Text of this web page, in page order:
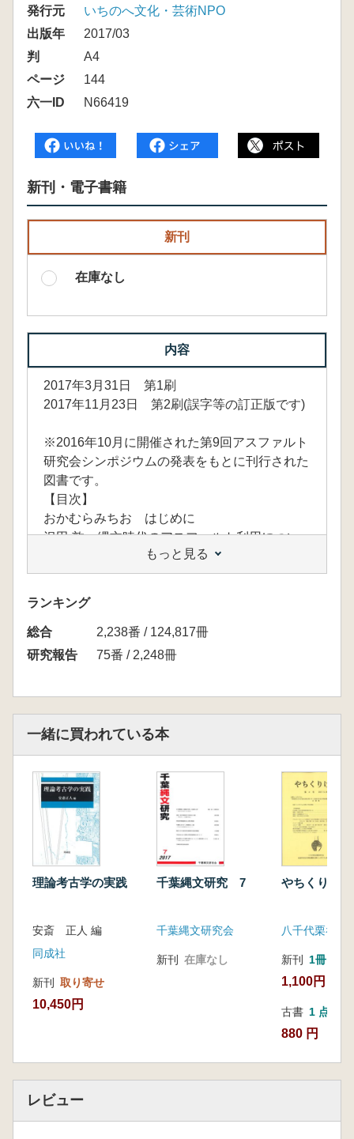
発行元
いちのへ文化・芸術NPO
出版年
2017/03
判
A4
ページ
144
六一ID
N66419
新刊・電子書籍
新刊
在庫なし
内容
2017年3月31日 第1刷
2017年11月23日 第2刷(誤字等の訂正版です)
※2016年10月に開催された第9回アスファルト
研究会シンポジウムの発表をもとに刊行された
図書です。
【目次】
おかむらみちお はじめに
沢田 敦 縄文時代のアスファルト利用につい
福井 淳一 北海道におけるアスファルト利用
杉野森淳子 アスファルト関連資料集成 青森
菅野 紀子 アスファルト関連資料集成 岩手県
村上 裕次 宮城県のアスファルト関連資料
の様相
寺﨑 裕助 新潟県におけるアスファルト利
今井さやか・中尾真梨子・堀江格 アスファル
ト精製実験について
もっと見る
ランキング
総合
2,238番 / 124,817冊
研究報告
75番 / 2,248冊
一緒に買われている本
理論考古学の実践
安斎 正人 編
同成社
新刊 取り寄せ
10,450円
千葉縄文研究 7
千葉縄文研究会
新刊 在庫なし
やちくりけ
新刊 1冊
1,100円
古書 1 点
880 円
レビュー